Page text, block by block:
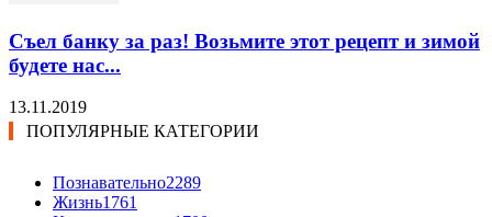
Съел банку за раз! Возьмите этот рецепт и зимой
будете нас...
13.11.2019
ПОПУЛЯРНЫЕ КАТЕГОРИИ
Познавательно2289
Жизнь1761